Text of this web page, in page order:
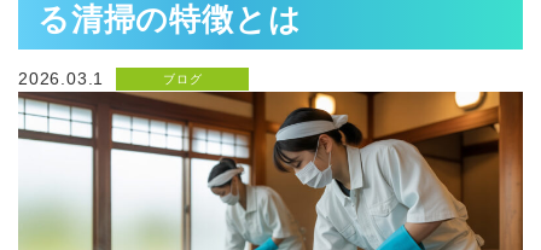
る清掃の特徴とは
2026.03.1 ブログ